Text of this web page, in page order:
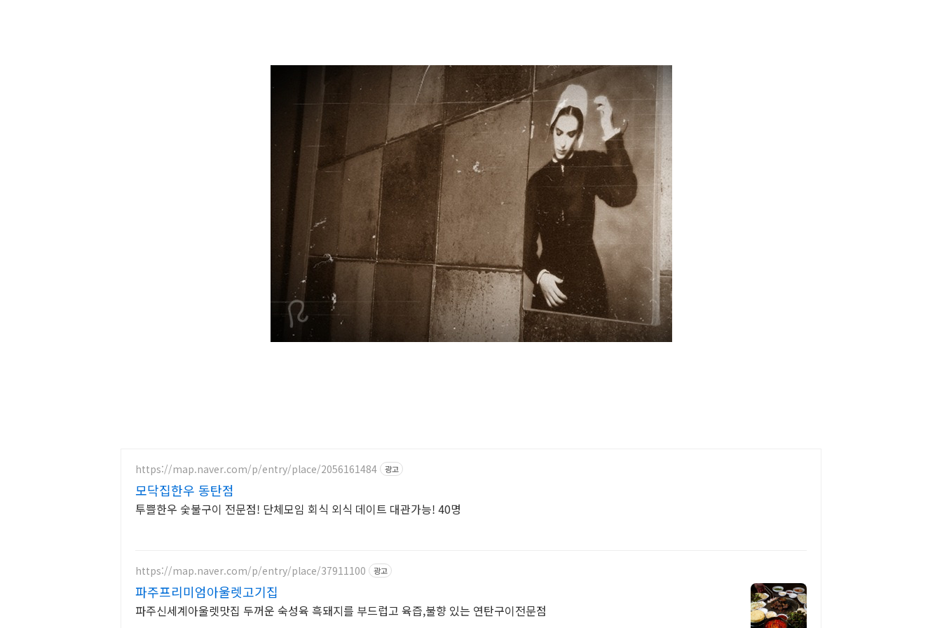
https://map.naver.com/p/entry/place/2056161484 광고
모닥집한우 동탄점
투쁠한우 숯불구이 전문점! 단체모임 회식 외식 데이트 대관가능! 40명
https://map.naver.com/p/entry/place/37911100 광고
파주프리미엄아울렛고기집
파주신세계아울렛맛집 두꺼운 숙성육 흑돼지를 부드럽고 육즙,불향 있는 연탄구이전문점